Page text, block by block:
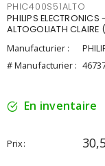
PHIC400S51ALTO
PHILIPS
ALTOGOLIATH CLAIRE
Manufacturier :
# Manufacturier :
En inventaire
Prix